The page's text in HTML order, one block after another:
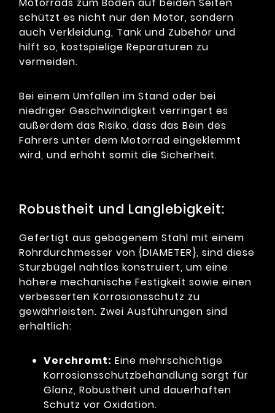
Motorrads zum Boden auf beiden Seiten
schützt es nicht nur den Motor, sondern
auch Verkleidung, Tank und Zubehör und
hilft so, kostspielige Reparaturen zu
vermeiden.
Bei einem Umfallen im Stand oder bei
niedriger Geschwindigkeit verringert es
außerdem das Risiko, dass das Bein des
Fahrers unter dem Motorrad eingeklemmt
wird, und erhöht somit die Sicherheit.
Robustheit und Langlebigkeit:
Gefertigt aus gebogenem Stahl mit einem
Rohrdurchmesser von {DIAMETER}, sind diese
Sturzbügel nahtlos konstruiert, um eine
höhere mechanische Festigkeit sowie einen
verbesserten Korrosionsschutz zu
gewährleisten. Zwei Ausführungen sind
erhältlich:
Verchromt: Eine mehrschichtige
Korrosionsschutzbehandlung sorgt für
Glanz, Robustheit und dauerhaften
Schutz vor Oxidation.